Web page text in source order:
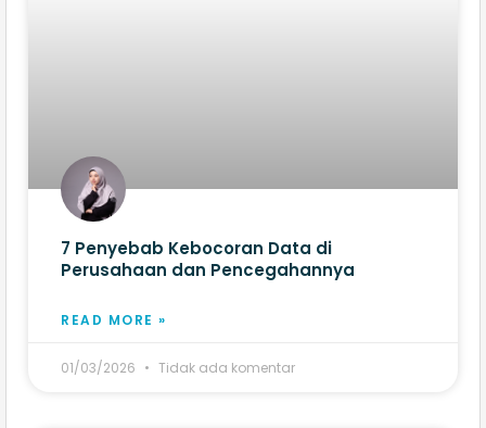
7 Penyebab Kebocoran Data di
Perusahaan dan Pencegahannya
READ MORE »
01/03/2026 Tidak ada komentar